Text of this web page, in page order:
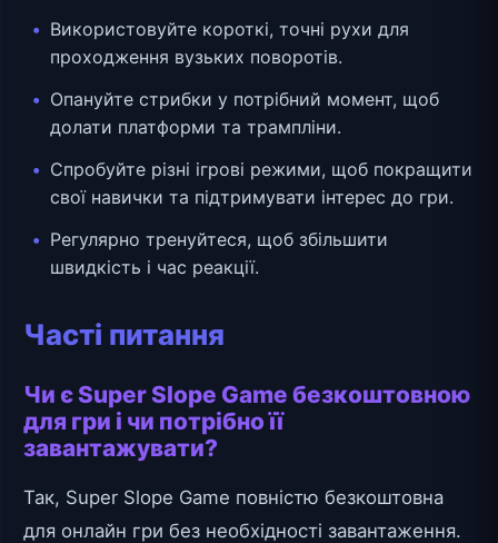
Використовуйте короткі, точні рухи для
проходження вузьких поворотів.
Опануйте стрибки у потрібний момент, щоб
долати платформи та трампліни.
Спробуйте різні ігрові режими, щоб покращити
свої навички та підтримувати інтерес до гри.
Регулярно тренуйтеся, щоб збільшити
швидкість і час реакції.
Часті питання
Чи є Super Slope Game безкоштовною
для гри і чи потрібно її
завантажувати?
Так, Super Slope Game повністю безкоштовна
для онлайн гри без необхідності завантаження.